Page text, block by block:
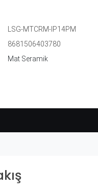
LSG-MTCRM-IP14PM
8681506403780
Mat Seramik